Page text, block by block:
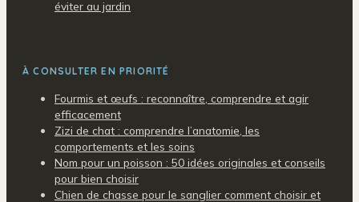
éviter au jardin
À CONSULTER EN PRIORITÉ
Fourmis et œufs : reconnaître, comprendre et agir
efficacement
Zizi de chat : comprendre l’anatomie, les
comportements et les soins
Nom pour un poisson : 50 idées originales et conseils
pour bien choisir
Chien de chasse pour le sanglier comment choisir et